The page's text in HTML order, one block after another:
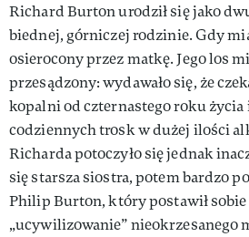
Richard Burton urodził się jako
biednej, górniczej rodzinie. Gdy
osierocony przez matkę. Jego los
przesądzony: wydawało się, że
kopalni od czternastego roku życia
codziennych trosk w dużej ilości
Richarda potoczyło się jednak
się starsza siostra, potem bardzo
Philip Burton, który postawił sobie
„ucywilizowanie” nieokrzesanego